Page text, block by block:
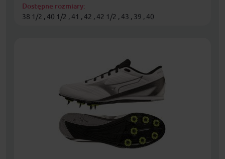
Dostępne rozmiary:
38 1/2 , 40 1/2 , 41 , 42 , 42 1/2 , 43 , 39 , 40